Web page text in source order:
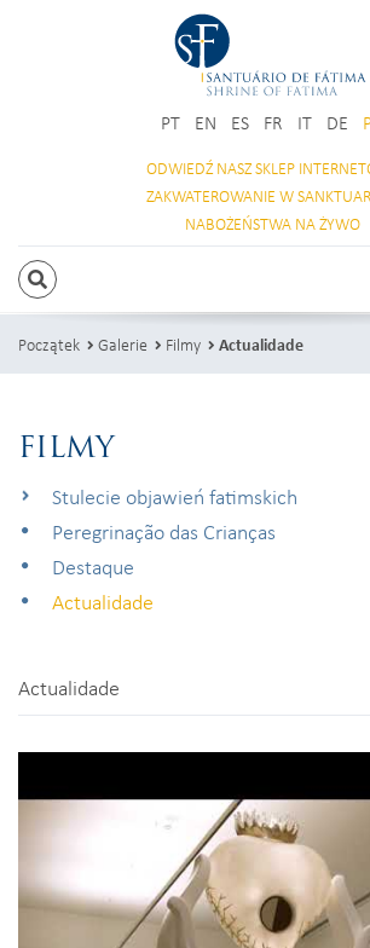
PT EN ES FR IT DE
ODWIEDŹ NASZSKLEP
ZAKWATEROWANIE W
NABOŻEŃSTWA NA ŻYWO
SZUKAJ
Początek Galerie Filmy Actualidade
FILMY
Stulecie objawień fatimskich
Peregrinação das Crianças
Destaque
Actualidade
Actualidade